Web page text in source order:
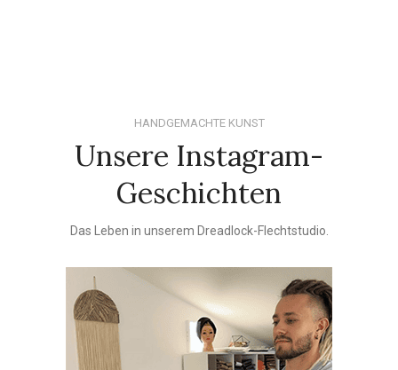
HANDGEMACHTE KUNST
Unsere Instagram-
Geschichten
Das Leben in unserem Dreadlock-Flechtstudio.